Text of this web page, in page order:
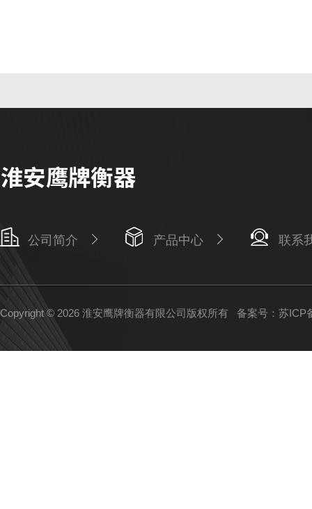
公司简介 产品中心 联系
Copyright © 2026 淮安鹰牌衡器有限公司版权所有 备案号：苏ICP